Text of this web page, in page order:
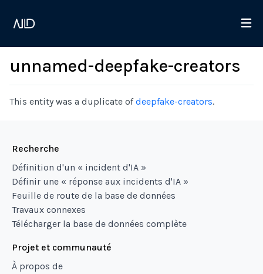
unnamed-deepfake-creators
This entity was a duplicate of deepfake-creators.
Recherche
Définition d'un « incident d'IA »
Définir une « réponse aux incidents d'IA »
Feuille de route de la base de données
Travaux connexes
Télécharger la base de données complète
Projet et communauté
À propos de